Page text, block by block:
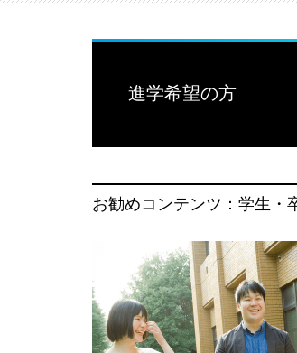
進学希望の方
お勧めコンテンツ：学生・